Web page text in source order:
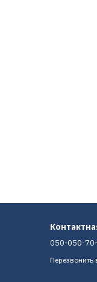
050-050-
Перезвонить